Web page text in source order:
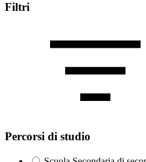
Filtri
Percorsi di studio